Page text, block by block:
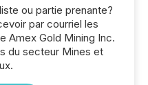
ou partie prenante?
par courriel les
Amex Gold Mining Inc.
du secteur Mines et